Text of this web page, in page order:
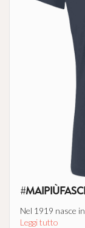
Nel 1919 nasce
Leggi tutto